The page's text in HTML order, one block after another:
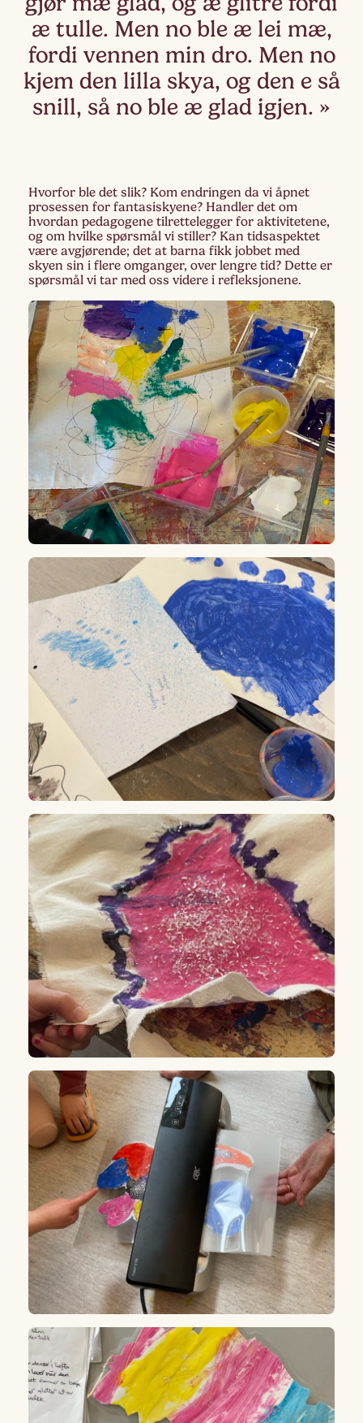
æ tulle. Men no ble æ lei mæ,
fordi vennen min dro. Men no
kjem den lilla skya, og den e så
snill, så no ble æ glad igjen.
Hvorfor ble det slik? Kom endringen da vi åpnet
prosessen for fantasiskyene? Handler det om
hvordan pedagogene tilrettelegger for aktivitetene,
og om hvilke spørsmål vi stiller? Kan tidsaspektet
være avgjørende; det at barna fikk jobbet med
skyen sin i flere omganger, over lengre tid? Dette er
spørsmål vi tar med oss videre i refleksjonene.